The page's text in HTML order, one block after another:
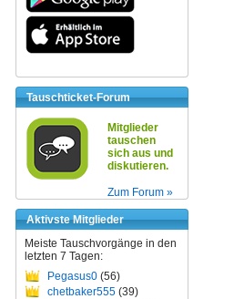
Tauschticket-Forum
Mitglieder
tauschen
sich aus und
diskutieren.
Zum Forum »
Aktivste Mitglieder
Meiste Tauschvorgänge in den
letzten 7 Tagen:
Pegasus0 (56)
chetbaker555 (39)